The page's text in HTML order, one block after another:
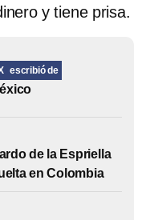
y tiene prisa.
escribió de
de la Espriella
en Colombia